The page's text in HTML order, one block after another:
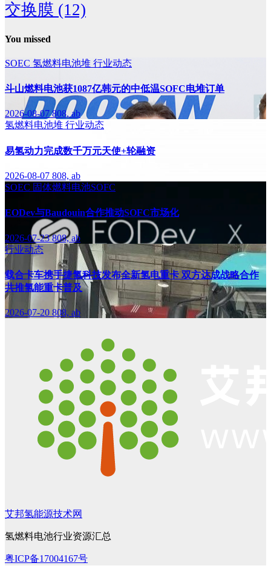
交换膜 (12)
You missed
SOEC 氢燃料电池堆 行业动态
斗山燃料电池获1087亿韩元的中低温SOFC电堆订单
2026-08-07808, ab
氢燃料电池堆 行业动态
易氢动力完成数千万元天使+轮融资
2026-08-07 808, ab
SOEC 固体燃料电池SOFC
EODev与Baudouin合作推动SOFC市场化
2026-07-23808, ab
行业动态
载合卡车携手捷氢科技发布全新氢电重卡 双方达成战略合作
共推氢能重卡普及
2026-07-20 808, ab
艾邦氢能源技术网
氢燃料电池行业资源汇总
粤ICP备17004167号